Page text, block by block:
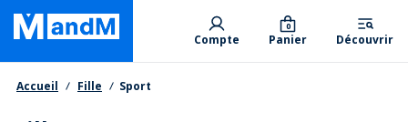
Skip
main
content
Primary departments
Compte Panier
0
Découvrir
Fil d'Ariane
Accueil Fille Sport